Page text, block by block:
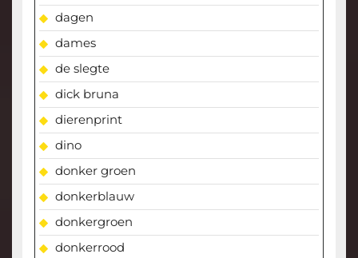
dagen
dames
de slegte
dick bruna
dierenprint
dino
donker groen
donkerblauw
donkergroen
donkerrood